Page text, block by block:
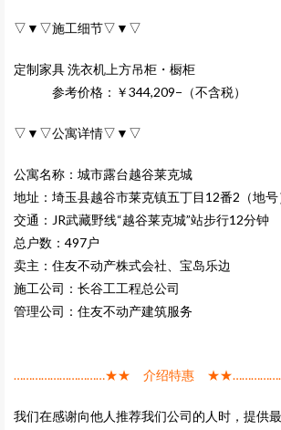
▽▼▽施工细节▽▼▽
定制家具 洗衣机上方吊柜・橱柜
参考价格：￥344,209−（不含税）
▽▼▽公寓详情▽▼▽
公寓名称：城市露台越谷莱克城
地址：埼玉县越谷市莱克镇五丁目12番2（地号
交通：JR武藏野线“越谷莱克城”站步行12分钟
总户数：497户
卖主：住友不动产株式会社、宝岛乐边
施工公司：长谷工工程总公司
管理公司：住友不动产建筑服务
…………………………★★ 介绍特惠
我们在感谢向他人推荐我们公司的人时，提供